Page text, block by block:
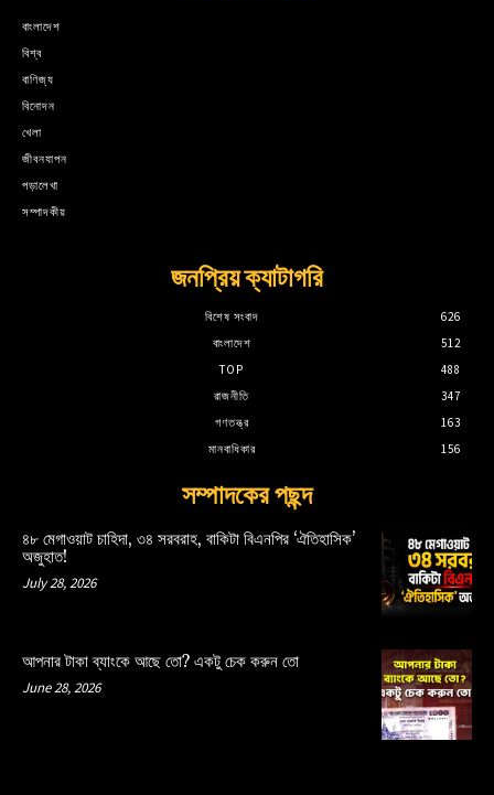
বাংলাদেশ
বিশ্ব
বাণিজ্য
বিনোদন
খেলা
জীবনযাপন
পড়ালেখা
সম্পাদকীয়
জনপ্রিয় ক্যাটাগরি
বিশেষ সংবাদ
626
বাংলাদেশ
512
TOP
488
রাজনীতি
347
গণতন্ত্র
163
মানবাধিকার
156
সম্পাদকের পছন্দ
৪৮ মেগাওয়াট চাহিদা, ৩৪ সরবরাহ, বাকিটা বিএনপির ‘ঐতিহাসিক’
অজুহাত!
July 28, 2026
আপনার টাকা ব্যাংকে আছে তো? একটু চেক করুন তো
June 28, 2026